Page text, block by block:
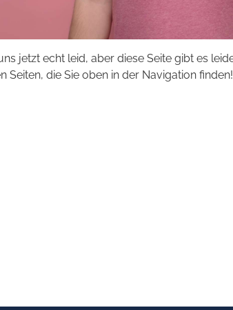
jetzt echt leid, aber diese Seite gibt es
Seiten, die Sie oben in der Navigation finden!